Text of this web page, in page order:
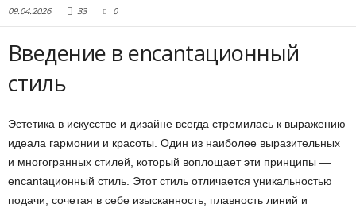
09.04.2026 33 0
Введение в encantaционный
стиль
Эстетика в искусстве и дизайне всегда стремилась к выражению
идеала гармонии и красоты. Один из наиболее выразительных
и многогранных стилей, который воплощает эти принципы —
encantaционный стиль. Этот стиль отличается уникальностью
подачи, сочетая в себе изысканность, плавность линий и